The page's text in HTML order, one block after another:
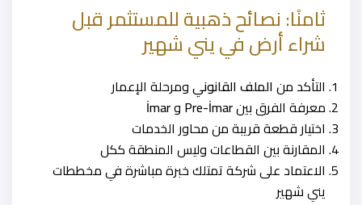
ثامنًا: نصائح ذهبية للمستثمر قبل
شراء أرض في يني شهير
التأكد منالملف القانونيومرحلة الإعمار
معرفة الفرق بينPre-İmar وİmar
اختيار قطعة قريبة من محاور الخدمات
المقارنة بين القطاعات وليس المنطقة ككل
الاعتماد على شركة تمتلك خبرة مباشرة في مخططات
يني شهير